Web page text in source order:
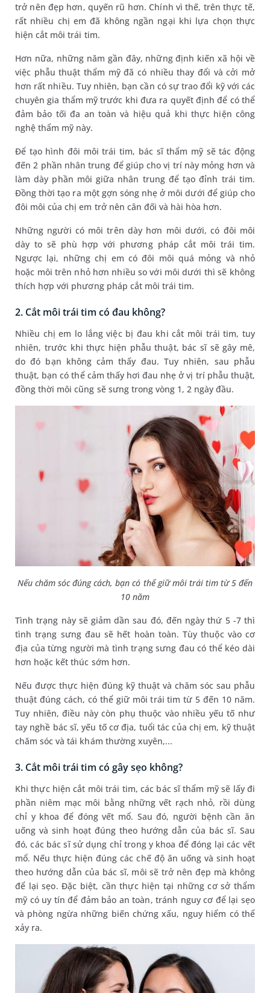
trở nên đẹp hơn, quyến rũ hơn. Chính vì thế, trên thực tế,
rất nhiều chị em đã không ngần ngại khi lựa chọn thực
hiện cắt môi trái tim.
Hơn nữa, những năm gần đây, những định kiến xã hội về
việc phẫu thuật thẩm mỹ đã có nhiều thay đổi và cởi mở
hơn rất nhiều. Tuy nhiên, bạn cần có sự trao đổi kỹ với các
chuyên gia thẩm mỹ trước khi đưa ra quyết định để có thể
đảm bảo tối đa an toàn và hiệu quả khi thực hiện công
nghệ thẩm mỹ này.
Để tạo hình đôi môi trái tim, bác sĩ thẩm mỹ sẽ tác động
đến 2 phần nhân trung để giúp cho vị trí này mỏng hơn và
làm dày phần môi giữa nhân trung để tạo đỉnh trái tim.
Đồng thời tạo ra một gợn sóng nhẹ ở môi dưới để giúp cho
đôi môi của chị em trở nên cân đối và hài hòa hơn.
Những người có môi trên dày hơn môi dưới, có đôi môi
dày to sẽ phù hợp với phương pháp cắt môi trái tim.
Ngược lại, những chị em có đôi môi quá mỏng và nhỏ
hoặc môi trên nhỏ hơn nhiều so với môi dưới thì sẽ không
thích hợp với phương pháp cắt môi trái tim.
2. Cắt môi trái tim có đau không?
Nhiều chị em lo lắng việc bị đau khi cắt môi trái tim, tuy
nhiên, trước khi thực hiện phẫu thuật, bác sĩ sẽ gây mê,
do đó bạn không cảm thấy đau. Tuy nhiên, sau phẫu
thuật, bạn có thể cảm thấy hơi đau nhẹ ở vị trí phẫu thuật,
đồng thời môi cũng sẽ sưng trong vòng 1, 2 ngày đầu.
Nếu chăm sóc đúng cách, bạn có thể giữ môi trái tim từ 5 đến
10 năm
Tình trạng này sẽ giảm dần sau đó, đến ngày thứ 5 -7 thì
tình trạng sưng đau sẽ hết hoàn toàn. Tùy thuộc vào cơ
địa của từng người mà tình trạng sưng đau có thể kéo dài
hơn hoặc kết thúc sớm hơn.
Nếu được thực hiện đúng kỹ thuật và chăm sóc sau phẫu
thuật đúng cách, có thể giữ môi trái tim từ 5 đến 10 năm.
Tuy nhiên, điều này còn phụ thuộc vào nhiều yếu tố như
tay nghề bác sĩ, yếu tố cơ địa, tuổi tác của chị em, kỹ thuật
chăm sóc và tái khám thường xuyên,...
3. Cắt môi trái tim có gây sẹo không?
Khi thực hiện cắt môi trái tim, các bác sĩ thẩm mỹ sẽ lấy đi
phần niêm mạc môi bằng những vết rạch nhỏ, rồi dùng
chỉ y khoa để đóng vết mổ. Sau đó, người bệnh cần ăn
uống và sinh hoạt đúng theo hướng dẫn của bác sĩ. Sau
đó, các bác sĩ sử dụng chỉ trong y khoa để đóng lại các vết
mổ. Nếu thực hiện đúng các chế độ ăn uống và sinh hoạt
theo hướng dẫn của bác sĩ, môi sẽ trở nên đẹp mà không
để lại sẹo. Đặc biệt, cần thực hiện tại những cơ sở thẩm
mỹ có uy tín để đảm bảo an toàn, tránh nguy cơ để lại sẹo
và phòng ngừa những biến chứng xấu, nguy hiểm có thể
xảy ra.